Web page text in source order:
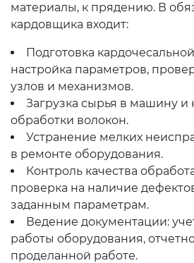
материалы, к прядению. В
кардовщика входит:
Подготовка
настройка параметров,
узлов и механизмов.
Загрузка сырья в машину и
обработки волокон.
Устранение мелких
в ремонте оборудования.
Контроль качества
проверка на наличие
заданным параметрам.
Ведение документации:
работы оборудования,
проделанной работе.